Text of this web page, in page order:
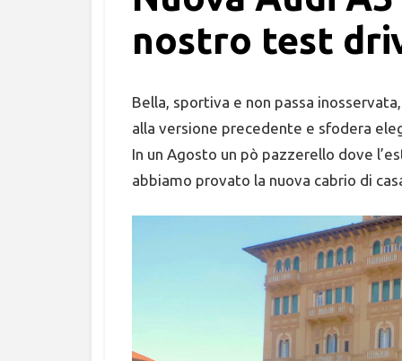
nostro test
Bella, sportiva e non passa
alla versione precedente e sfodera
In un Agosto un pò pazzerello dove
abbiamo provato la nuova cabrio di